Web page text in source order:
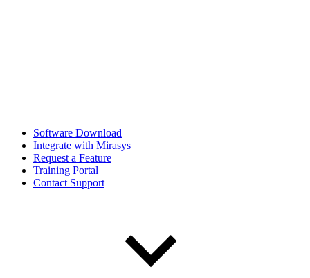
Software Download
Integrate with Mirasys
Request a Feature
Training Portal
Contact Support